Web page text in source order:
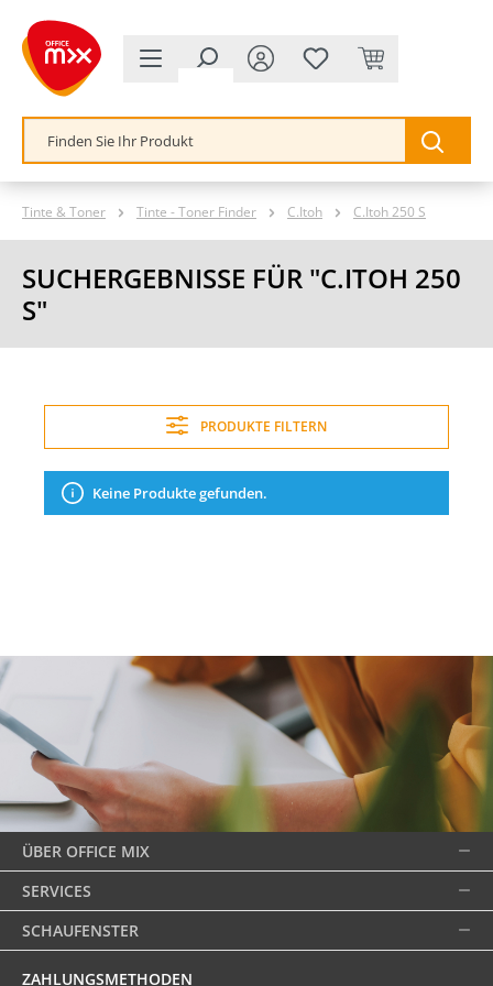
springen
Tinte & Toner Tinte - Toner Finder C.Itoh C.Itoh 250 S
SUCHERGEBNISSE FÜR "C.ITOH 250
S"
PRODUKTE FILTERN
Keine Produkte gefunden.
ÜBER OFFICE MIX
SERVICES
SCHAUFENSTER
ZAHLUNGSMETHODEN